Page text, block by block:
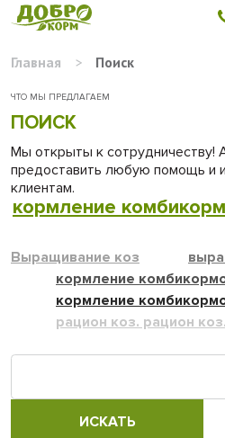
Главная > Поиск
ЧТО МЫ ПРЕДЛАГАЕМ
ПОИСК
Мы открыты к сотрудничеству!
предоставить любую помощь и
клиентам.
кормление
Выращивание коз
кормление
кормление
рацион коз. рацион